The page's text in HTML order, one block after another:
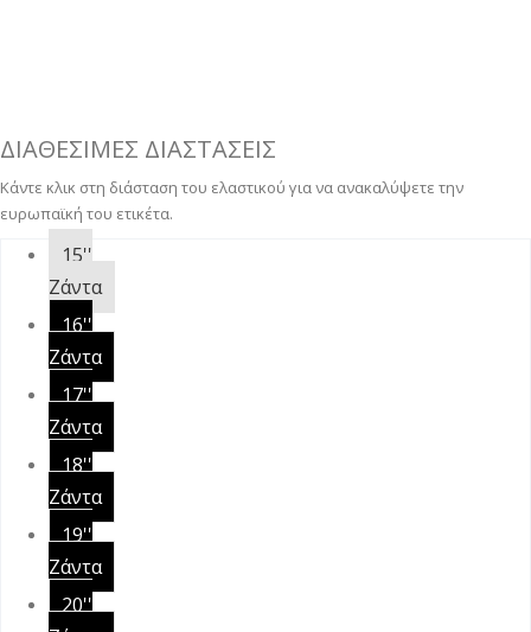
ΔΙΑΘΕΣΙΜΕΣ ΔΙΑΣΤΑΣΕΙΣ
Κάντε κλικ στη διάσταση του ελαστικού για να ανακαλύψετε την
ευρωπαϊκή του ετικέτα.
15''
Ζάντα
16''
Ζάντα
17''
Ζάντα
18''
Ζάντα
19''
Ζάντα
20''